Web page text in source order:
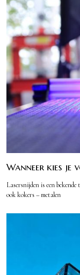
Wanneer kies je
Lasersnijden is een
ook kokers – metalen